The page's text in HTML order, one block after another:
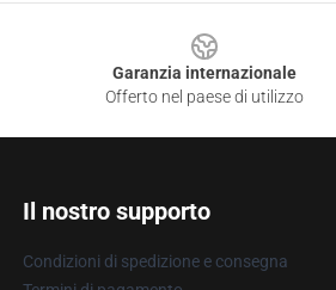
Garanzia internazionale
Offerto nel paese di utilizzo
Il nostro supporto
Condizioni di spedizione e consegna